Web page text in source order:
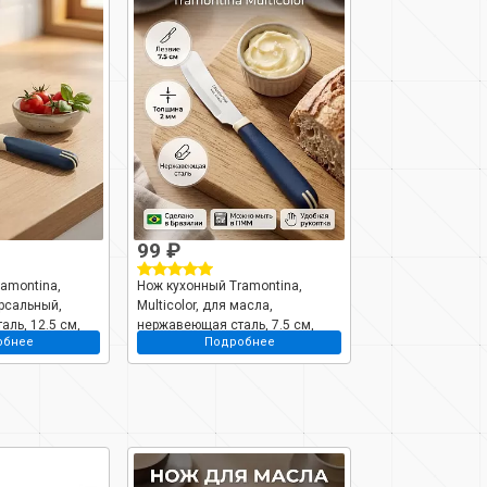
12.5 см,
23527/915-tr
99 ₽
Нож кухонный Tramontina,
Multicolor, для масла,
нержавеющая сталь, 7.5 см,
рукоятка пластик, 23521/013-TR
Подробнее